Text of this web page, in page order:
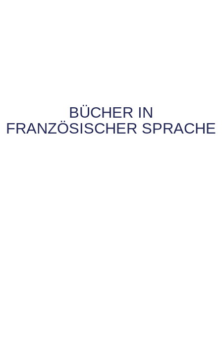
BÜCHER IN
FRANZÖSISCHER SPRACHE